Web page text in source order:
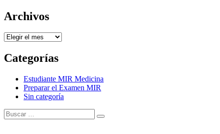
Archivos
Archivos
Categorías
Estudiante MIR Medicina
Preparar el Examen MIR
Sin categoría
Buscar:
Buscar